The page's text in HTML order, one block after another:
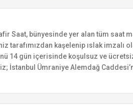
Saat, bünyesinde yer alan tüm saat
kaşelenip ıslak imzalı
14 gün içerisinde koşulsuz ve
Ümraniye Alemdağ